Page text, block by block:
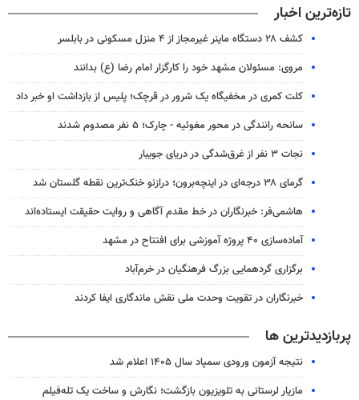
تازه‌ترین اخبار
کشف ۲۸ دستگاه ماینر غیرمجاز از ۴ منزل مسکونی در بابلسر
مروی: مسئولان مشهد خود را کارگزار امام رضا (ع) بدانند
کلت کمری در مخفیگاه یک شرور در قرچک؛ پلیس از بازداشت او خبر داد
سانحه رانندگی در محور مغوئیه - چارک؛ ۵ نفر مصدوم شدند
نجات ۳ نفر از غرق‌شدگی در دریای جویبار
گرمای ۳۸ درجه‌ای در اینچه‌برون؛ درازنو خنک‌ترین نقطه گلستان شد
هاشمی‌فر​​​​​​​: خبرنگاران در خط مقدم آگاهی و روایت حقیقت ایستاده‌اند
آماده‌سازی ۴۰ پروژه آموزشی برای افتتاح در مشهد
برگزاری گردهمایی بزرگ فرهنگیان در خرم‌آباد
خبرنگاران در تقویت وحدت ملی نقش ماندگاری ایفا کردند
پربازدیدترین ها
نتیجه آزمون ورودی سمپاد سال ۱۴۰۵ اعلام شد
مازیار لرستانی به تلویزیون بازگشت؛ نگارش و ساخت یک تله‌فیلم